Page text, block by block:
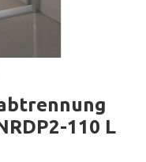
110 L